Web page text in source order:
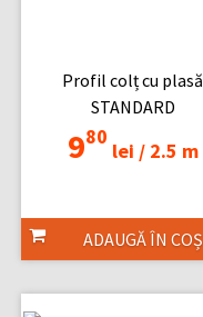
Profil colț cu plasă
STANDARD
980
lei /2.5 m
ADAUGĂ ÎN COȘ